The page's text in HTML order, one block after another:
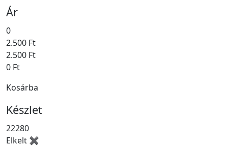
Ár
0
2.500 Ft
2.500 Ft
0 Ft
Kosárba
Készlet
22280
Elkelt ✖